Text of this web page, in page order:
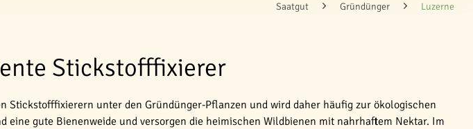
Saatgut Gründünger Luzerne
Stickstofffixierer
Stickstofffixierern unter den Gründünger-Pflanzen und wird daher häufig zur ökologischen
gute Bienenweide und versorgen die heimischen Wildbienen mit nahrhaftem Nektar. Im